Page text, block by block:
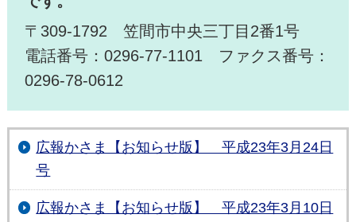
〒309-1792 笠間市中央三丁目2番1号
電話番号：0296-77-1101 ファクス番号：
0296-78-0612
広報かさま【お知らせ版】 平成23年3月24日
号
広報かさま【お知らせ版】 平成23年3月10日